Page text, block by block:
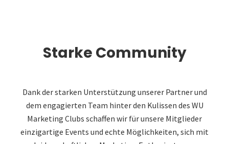
Starke Community
dem engagierten Team hinter den Kulissen des WU
Marketing Clubs schaffen wir für unsere Mitglieder
einzigartige Events und echte Möglichkeiten, sich mit
leidenschaftlichen Marketing-Enthusiasten zu